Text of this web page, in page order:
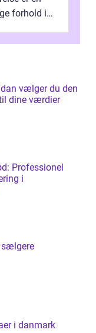
forhold i
dine værdier
Professionel
i
sælgere
i danmark